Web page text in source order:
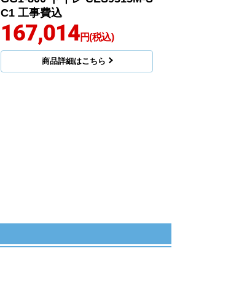
C1 工事費込
167,014円(税込)
商品詳細はこちら